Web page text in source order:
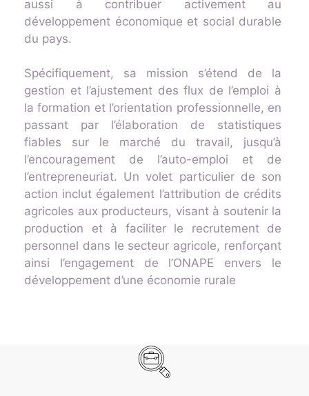
aussi à contribuer activement au
développement économique et social durable
du pays.
Spécifiquement, sa mission s’étend de la
gestion et l’ajustement des flux de l’emploi à
la formation et l’orientation professionnelle, en
passant par l’élaboration de statistiques
fiables sur le marché du travail, jusqu’à
l’encouragement de l’auto-emploi et de
l’entrepreneuriat. Un volet particulier de son
action inclut également l’attribution de crédits
agricoles aux producteurs, visant à soutenir la
production et à faciliter le recrutement de
personnel dans le secteur agricole, renforçant
ainsi l’engagement de l’ONAPE envers le
développement d’une économie rurale